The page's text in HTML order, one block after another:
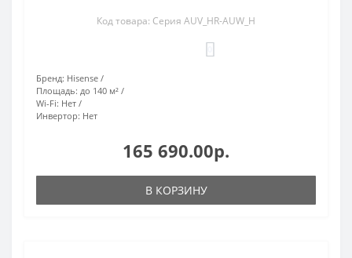
Код товара: Серия AUV_HR-AUW_H
Бренд: Hisense
Площадь: до 140 м²
Wi-Fi: Нет
Инвертор: Нет
165 690.00р.
В КОРЗИНУ